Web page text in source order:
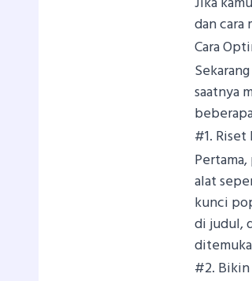
dan cara
Cara
saatnya
#1.
alat
kunci
di judul,
#2.